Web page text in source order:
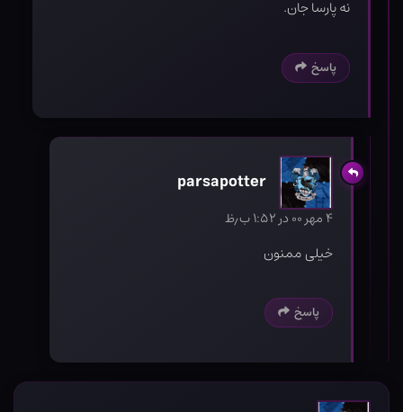
نه پارسا جان.
پاسخ
parsapotter
۴ مهر ۰۰ در ۱:۵۲ ب٫ظ
خیلی ممنون
پاسخ